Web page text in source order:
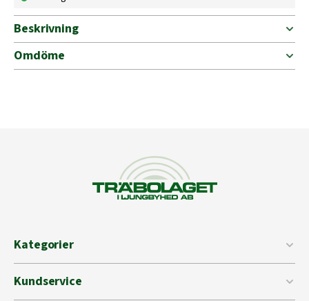
Beskrivning
Omdöme
Kategorier
Kundservice